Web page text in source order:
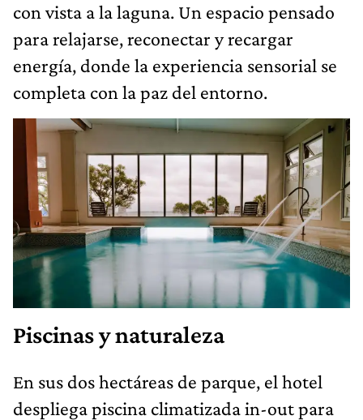
con vista a la laguna. Un espacio pensado
para relajarse, reconectar y recargar
energía, donde la experiencia sensorial se
completa con la paz del entorno.
Piscinas y naturaleza
En sus dos hectáreas de parque, el hotel
despliega piscina climatizada in-out para